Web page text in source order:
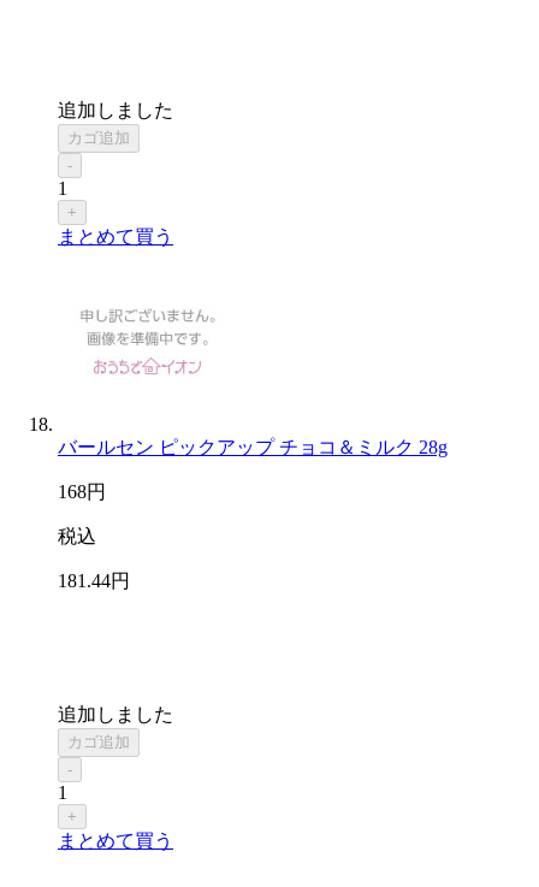
追加しました
カゴ追加
-
1
+
まとめて買う
バールセン ピックアップ チョコ＆ミルク 28g
168円
税込
181 .44円
追加しました
カゴ追加
-
1
+
まとめて買う